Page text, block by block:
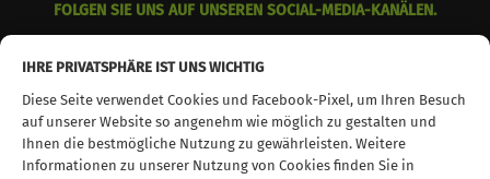
IHRE PRIVATSPHÄRE IST UNS WICHTIG
Diese Seite verwendet Cookies und Facebook-Pixel, um Ihren Besuch
auf unserer Website so angenehm wie möglich zu gestalten und
Ihnen die bestmögliche Nutzung zu gewährleisten. Weitere
Informationen zu unserer Nutzung von Cookies finden Sie in
FOLGEN SIE UNS AUF UNSEREN SOCIAL-MEDIA-KANÄLEN.
© 2026 TopCar. Alle Rechte vorbehalten